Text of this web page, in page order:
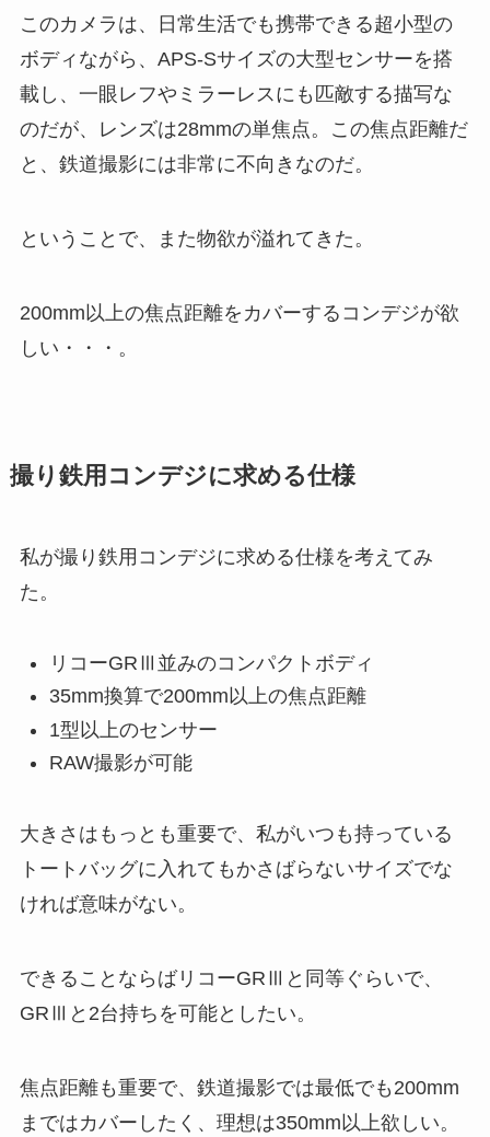
このカメラは、日常生活でも携帯できる超小型の
ボディながら、APS-Sサイズの大型センサーを搭
載し、一眼レフやミラーレスにも匹敵する描写な
のだが、レンズは28mmの単焦点。この焦点距離だ
と、鉄道撮影には非常に不向きなのだ。
ということで、また物欲が溢れてきた。
200mm以上の焦点距離をカバーするコンデジが欲
しい・・・。
撮り鉄用コンデジに求める仕様
私が撮り鉄用コンデジに求める仕様を考えてみ
た。
リコーGRⅢ並みのコンパクトボディ
35mm換算で200mm以上の焦点距離
1型以上のセンサー
RAW撮影が可能
大きさはもっとも重要で、私がいつも持っている
トートバッグに入れてもかさばらないサイズでな
ければ意味がない。
できることならばリコーGRⅢと同等ぐらいで、
GRⅢと2台持ちを可能としたい。
焦点距離も重要で、鉄道撮影では最低でも200mm
まではカバーしたく、理想は350mm以上欲しい。